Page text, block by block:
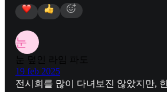
눈
눈 덮인 라임 파도
19 feb 2025
전시회를 많이 다녀보진 않았지만,